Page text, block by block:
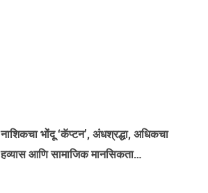
नाशिकचा भोंदू ‘कॅप्टन’, अंधश्रद्धा, अधिकचा
हव्यास आणि सामाजिक मानसिकता…